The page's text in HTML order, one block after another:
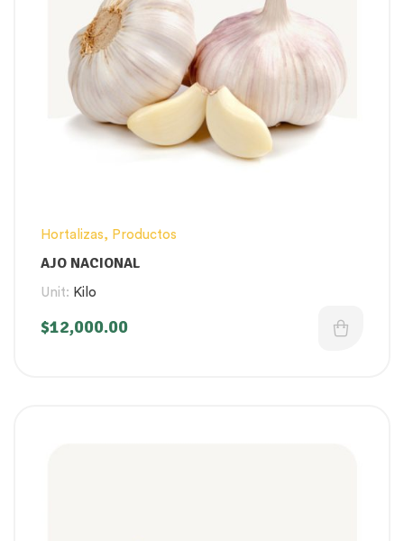
Hortalizas, Productos
AJO NACIONAL
Unit: Kilo
$12,000.00